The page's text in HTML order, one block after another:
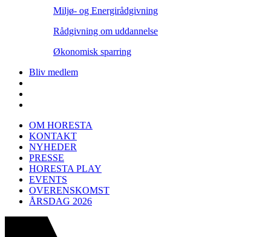
Miljø- og Energirådgivning
Rådgivning om uddannelse
Økonomisk sparring
Bliv medlem
OM HORESTA
KONTAKT
NYHEDER
PRESSE
HORESTA PLAY
EVENTS
OVERENSKOMST
ÅRSDAG 2026